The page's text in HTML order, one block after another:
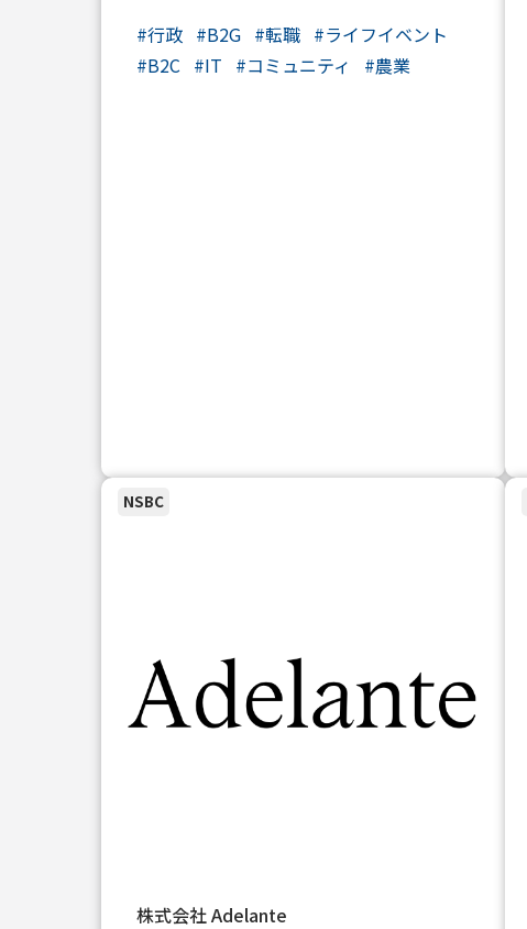
#行政 #B2G #転職 #ライフイベント
#B2C #IT #コミュニティ #農業
NSBC
株式会社 Adelante